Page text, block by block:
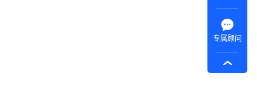
专属顾问